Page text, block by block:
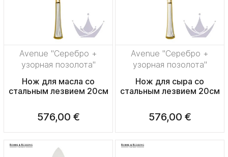
Avenue "Серебро +
узорная позолота"
Нож для масла со
стальным лезвием 20см
576,00 €
Avenue "Серебро +
узорная позолота"
Нож для сыра со
стальным лезвием 20см
576,00 €